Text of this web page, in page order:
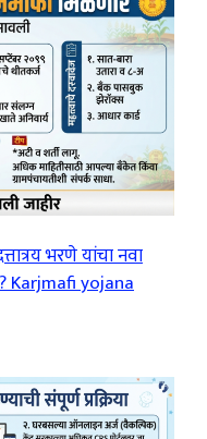
भरणे यांचा नवा
Karjmafi yojana